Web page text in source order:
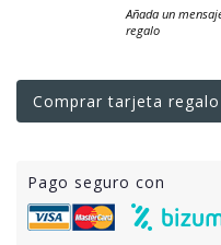
Añada un
regalo
Comprar tarjeta regalo
Pago seguro con